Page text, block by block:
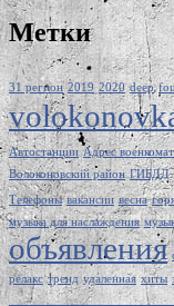
Метки
31 регион 2019 2020 deep
Автостанции Адрес
Волоконовский район ГИБДД
Телефоны вакансии весна
музыка для наслаждения
объявления
релакс тренд удаленная хиты